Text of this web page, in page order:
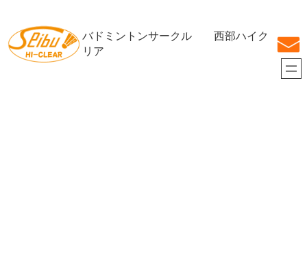
を
ス
バドミントンサークル 西部ハイク
リア